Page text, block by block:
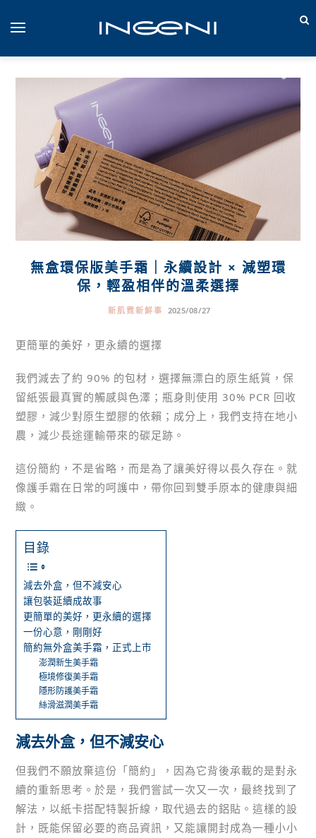
無盒環保版美手霜｜永續設計 × 減塑環
保，輕盈相伴的溫柔選擇
新肌霓新鮮事 2025/08/27
更簡單的美好，更永續的選擇
我們減去了約 90% 的包材，選擇無漂白的原生紙質，保
留紙張最真實的觸感與色澤；瓶身則使用 30% PCR 回收
塑膠，減少對原生塑膠的依賴；成分上，我們支持在地小
農，減少長途運輸帶來的碳足跡。
這份簡約，不是省略，而是為了讓美好得以長久存在。就
像護手霜在日常的呵護中，帶你回到雙手原本的健康與細
緻。
目錄
減去外盒，但不減安心
讓包裝延續成故事
更簡單的美好，更永續的選擇
一份心意，剛剛好
簡約無外盒美手霜，正式上市
澎潤新生美手霜
極境修復美手霜
隱形防護美手霜
絲滑滋潤美手霜
減去外盒，但不減安心
但我們不願放棄這份「簡約」，因為它背後承載的是對永
續的重新思考。於是，我們嘗試一次又一次，最終找到了
解法，以紙卡搭配特製折線，取代過去的鋁貼。這樣的設
計，既能保留必要的商品資訊，又能讓開封成為一種小小